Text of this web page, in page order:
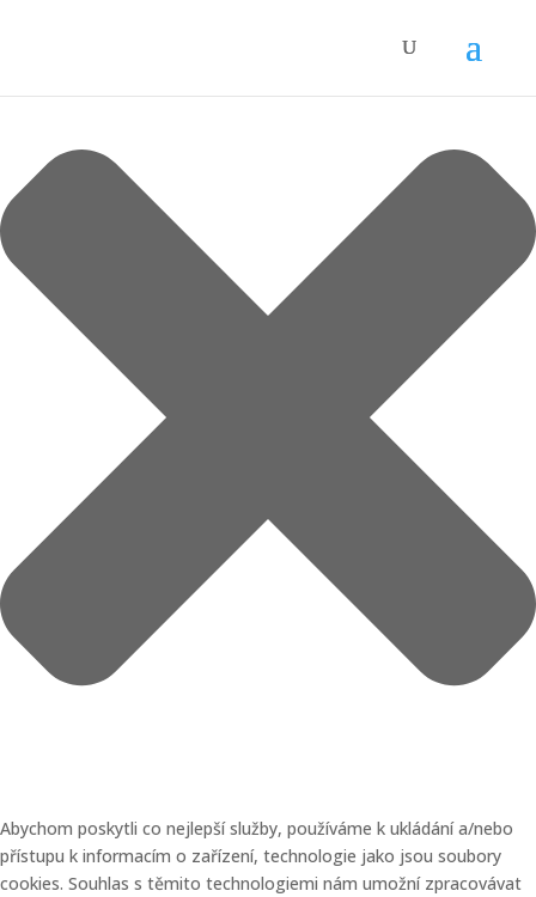
Abychom poskytli co nejlepší služby, používáme k ukládání a/nebo
přístupu k informacím o zařízení, technologie jako jsou soubory
cookies. Souhlas s těmito technologiemi nám umožní zpracovávat